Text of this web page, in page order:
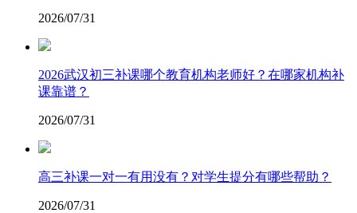
2026/07/31
2026武汉初三补课哪个教育机构老师好？在哪家机构补
课靠谱？
2026/07/31
高三补课一对一有用没有？对学生提分有哪些帮助？
2026/07/31